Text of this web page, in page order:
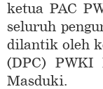
ketua PAC
seluruh
dilantik oleh
(DPC)
Masduki.